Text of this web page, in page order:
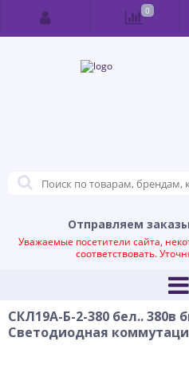
Отправляем
Уважаемые посетители сайта,
соответствовать.
СКЛ19А-Б-2-380 бел.. 380в
Светодиодная
0